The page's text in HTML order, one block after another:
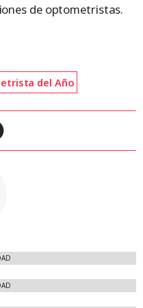
de optometristas.
del Año